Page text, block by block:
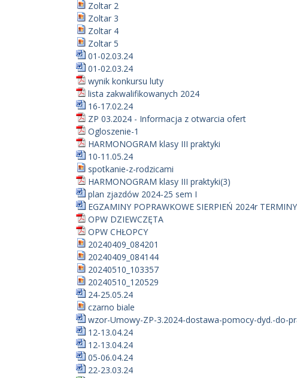
Zoltar 2
Zoltar 3
Zoltar 4
Zoltar 5
01-02.03.24
01-02.03.24
wynik konkursu luty
lista zakwalifikowanych 2024
16-17.02.24
ZP 03.2024 - Informacja z otwarcia ofert
Ogloszenie-1
HARMONOGRAM klasy III praktyki
10-11.05.24
spotkanie-z-rodzicami
HARMONOGRAM klasy III praktyki(3)
plan zjazdów 2024-25 sem I
EGZAMINY POPRAWKOWE SIERPIEŃ 2024r TERMINY
OPW DZIEWCZĘTA
OPW CHŁOPCY
20240409_084201
20240409_084144
20240510_103357
20240510_120529
24-25.05.24
czarno biale
wzor-Umowy-ZP-3.2024-dostawa-pomocy-dyd.-do-
12-13.04.24
12-13.04.24
05-06.04.24
22-23.03.24